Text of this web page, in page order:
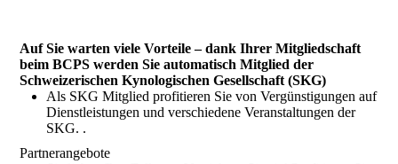
Auf Sie warten viele Vorteile – dank Ihrer Mitgliedschaft
beim BCPS werden Sie automatisch Mitglied der
Schweizerischen Kynologischen Gesellschaft (SKG)
Als SKG Mitglied profitieren Sie von Vergünstigungen auf
Dienstleistungen und verschiedene Veranstaltungen der
SKG. .
Partnerangebote